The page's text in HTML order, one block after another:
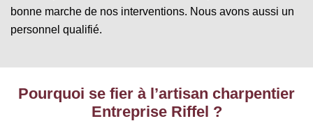
bonne marche de nos interventions. Nous avons aussi un
personnel qualifié.
Pourquoi se fier à l’artisan charpentier
Entreprise Riffel ?